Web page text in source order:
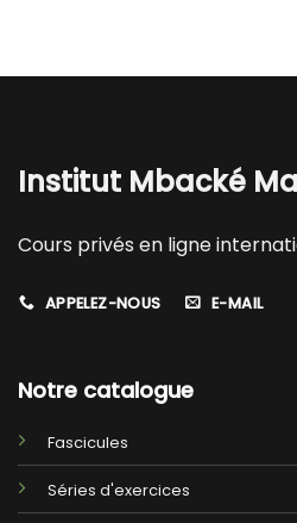
Institut Mbacké
Cours privés en ligne
APPELEZ-NOUS E-MAIL
Notre catalogue
Fascicules
Séries d'exercices